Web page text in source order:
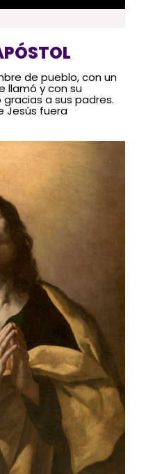
de pueblo, con un
llamó y con su
a sus padres.
Jesús fuera